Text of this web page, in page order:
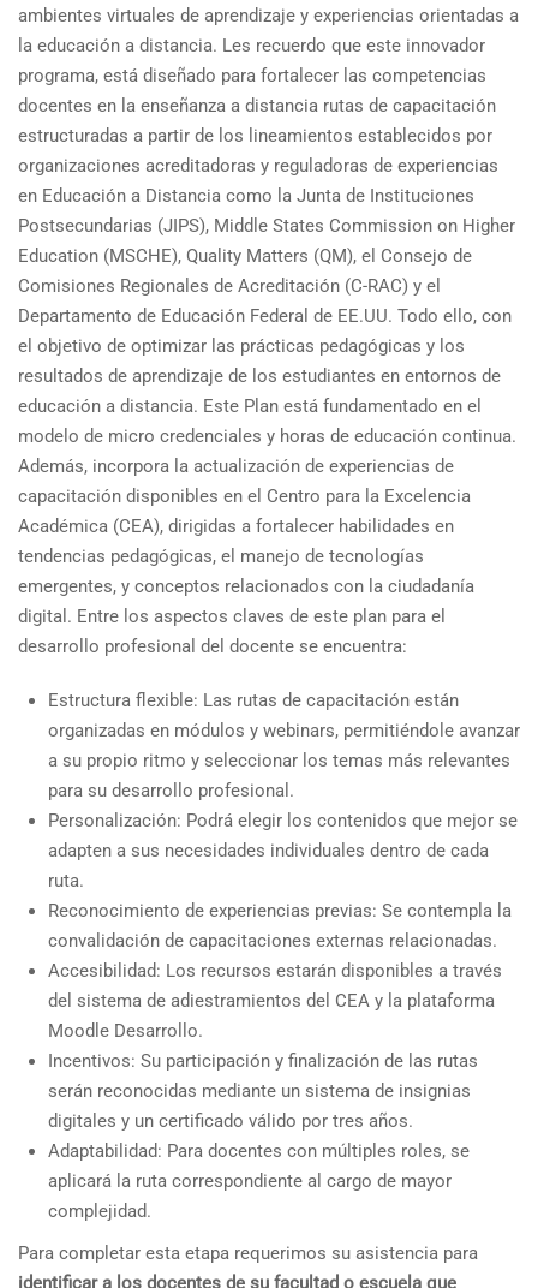
ambientes virtuales de aprendizaje y experiencias orientadas a
la educación a distancia. Les recuerdo que este innovador
programa, está diseñado para fortalecer las competencias
docentes en la enseñanza a distancia rutas de capacitación
estructuradas a partir de los lineamientos establecidos por
organizaciones acreditadoras y reguladoras de experiencias
en Educación a Distancia como la Junta de Instituciones
Postsecundarias (JIPS), Middle States Commission on Higher
Education (MSCHE), Quality Matters (QM), el Consejo de
Comisiones Regionales de Acreditación (C-RAC) y el
Departamento de Educación Federal de EE.UU. Todo ello, con
el objetivo de optimizar las prácticas pedagógicas y los
resultados de aprendizaje de los estudiantes en entornos de
educación a distancia. Este Plan está fundamentado en el
modelo de micro credenciales y horas de educación continua.
Además, incorpora la actualización de experiencias de
capacitación disponibles en el Centro para la Excelencia
Académica (CEA), dirigidas a fortalecer habilidades en
tendencias pedagógicas, el manejo de tecnologías
emergentes, y conceptos relacionados con la ciudadanía
digital. Entre los aspectos claves de este plan para el
desarrollo profesional del docente se encuentra:
Estructura flexible: Las rutas de capacitación están
organizadas en módulos y webinars, permitiéndole avanzar
a su propio ritmo y seleccionar los temas más relevantes
para su desarrollo profesional.
Personalización: Podrá elegir los contenidos que mejor se
adapten a sus necesidades individuales dentro de cada
ruta.
Reconocimiento de experiencias previas: Se contempla la
convalidación de capacitaciones externas relacionadas.
Accesibilidad: Los recursos estarán disponibles a través
del sistema de adiestramientos del CEA y la plataforma
Moodle Desarrollo.
Incentivos: Su participación y finalización de las rutas
serán reconocidas mediante un sistema de insignias
digitales y un certificado válido por tres años.
Adaptabilidad: Para docentes con múltiples roles, se
aplicará la ruta correspondiente al cargo de mayor
complejidad.
Para completar esta etapa requerimos su asistencia para
identificar a los docentes de su facultad o escuela que